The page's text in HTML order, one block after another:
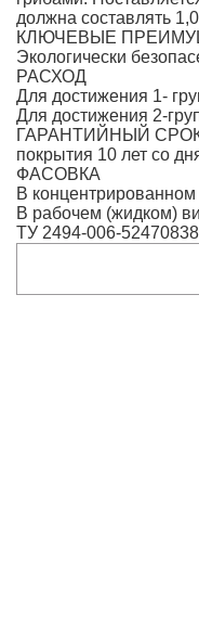
должна составлять
КЛЮЧЕВЫЕ
Экологически
РАСХОД
Для достижения 1-
Для достижения 2-
ГАРАНТИЙНЫЙ
покрытия 10 лет со
ФАСОВКА
В концентрированном
В рабочем (жидком)
ТУ 2494-006-